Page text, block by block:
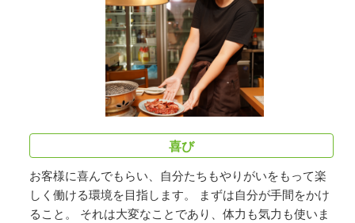
喜び
お客様に喜んでもらい、自分たちもやりがいをもって楽
しく働ける環境を目指します。 まずは自分が手間をかけ
ること。 それは大変なことであり、体力も気力も使いま